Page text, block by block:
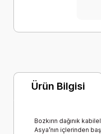
Ürün Bilgisi
Bozkırın dağınık
Asya’nın içlerinden